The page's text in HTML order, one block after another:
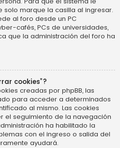
marque la casilla al ingresar.
al foro desde un PC
cafés, PCs de universidades,
que la administración del foro ha
cookies”?
creadas por phpBB, las
para acceder a determinados
al mismo. Las cookies
el seguimiento de la navegación
ha habilitado la
con el ingreso o salida del
ayudará.